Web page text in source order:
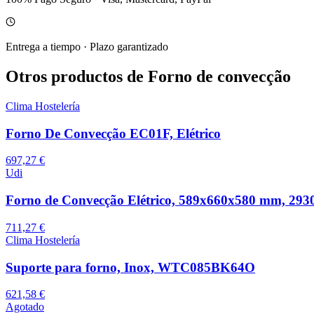
Entrega a tiempo · Plazo garantizado
Otros productos de Forno de convecção
Clima Hostelería
Forno De Convecção EC01F, Elétrico
697,27 €
Udi
Forno de Convecção Elétrico, 589x660x580 mm,
711,27 €
Clima Hostelería
Suporte para forno, Inox, WTC085BK64O
621,58 €
Agotado